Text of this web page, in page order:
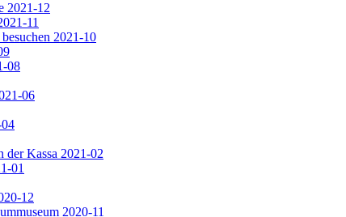
2021-12
11
2021-10
08
06
der Kassa 2021-02
01
12
2020-11